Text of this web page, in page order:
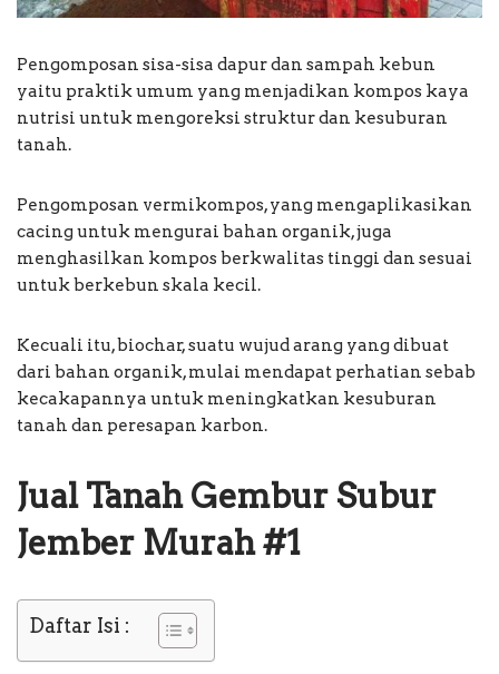
Pengomposan sisa-sisa dapur dan sampah kebun
yaitu praktik umum yang menjadikan kompos kaya
nutrisi untuk mengoreksi struktur dan kesuburan
tanah.
Pengomposan vermikompos, yang mengaplikasikan
cacing untuk mengurai bahan organik, juga
menghasilkan kompos berkwalitas tinggi dan sesuai
untuk berkebun skala kecil.
Kecuali itu, biochar, suatu wujud arang yang dibuat
dari bahan organik, mulai mendapat perhatian sebab
kecakapannya untuk meningkatkan kesuburan
tanah dan peresapan karbon.
Jual Tanah Gembur Subur
Jember Murah #1
Daftar Isi :